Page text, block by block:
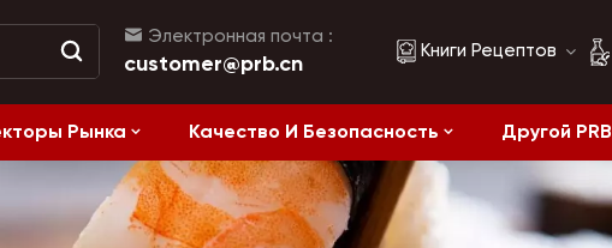
Электронная почта :
customer@prb.cn Книги Рецептов
Рецепты
Здоровое питание
Рынка Качество И Безопасность Другой PRB